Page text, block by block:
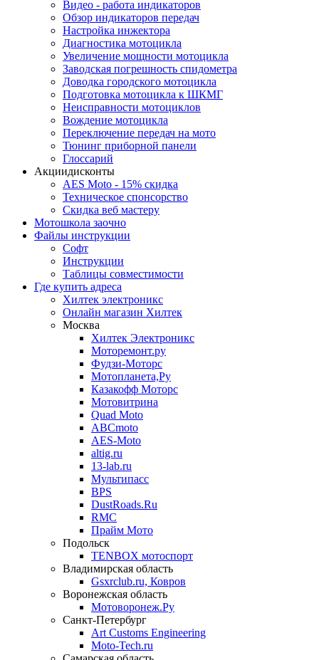
Видео - работа индикаторов
Обзор индикаторов передач
Настройка инжектора
Диагноcтика мотоцикла
Увеличение мощности мотоцикла
Заводская погрешность спидометра
Доводка городского мотоцикла
Подготовка мотоцикла к ШКМГ
Неисправности мотоциклов
Вождение мотоцикла
Переключение передач на мото
Тюнинг приборной панели
Глоссарий
Акциидисконты
AES Moto - 15% скидка
Техническое спонсорство
Скидка веб мастеру
Мотошкола заочно
Файлы инструкции
Софт
Инструкции
Таблицы совместимости
Где купить адреса
Хилтек электроникс
Онлайн магазин Хилтек
Москва
Хилтек Электроникс
Моторемонт.ру
Фудзи-Моторс
Мотопланета,Ру
Казакофф Моторс
Мотовитрина
Quad Moto
ABCmoto
AES-Moto
altig.ru
13-lab.ru
Мультипасс
BPS
DustRoads.Ru
RMC
Прайм Мото
Подольск
TENBOX мотоспорт
Владимирская область
Gsxrclub.ru, Ковров
Воронежская область
Мотоворонеж.Ру
Санкт-Петербург
Art Customs Engineering
Moto-Tech.ru